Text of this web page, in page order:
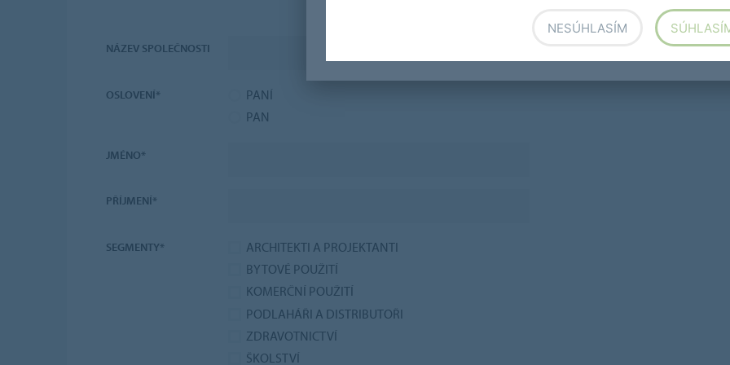
NÁZEV SPOLEČNOSTI
OSLOVENÍ*
PANÍ
PAN
JMÉNO*
PŘÍJMENÍ*
SEGMENTY*
ARCHITEKTI A PROJEKTANTI
BYTOVÉ POUŽITÍ
KOMERČNÍ POUŽITÍ
PODLAHÁŘI A DISTRIBUTOŘI
ZDRAVOTNICTVÍ
ŠKOLSTVÍ
NESÚHLASÍM